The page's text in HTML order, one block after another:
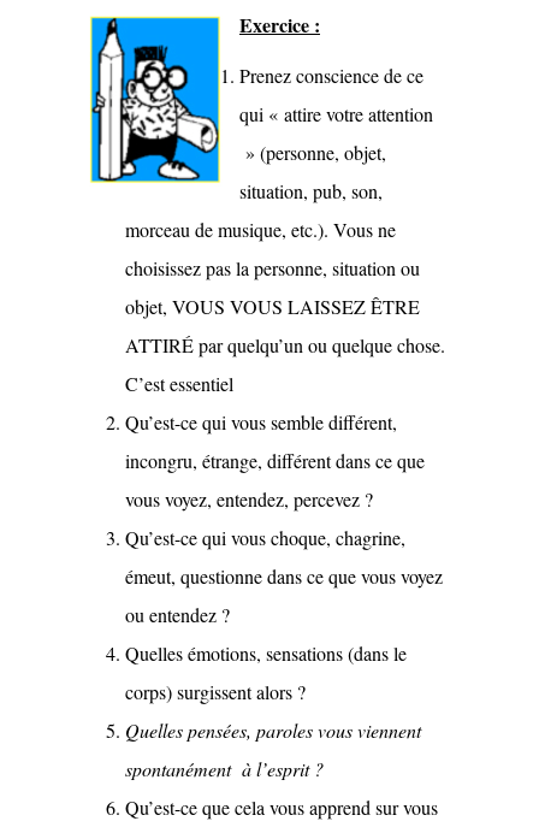
Exercice :
Prenez conscience de ce
qui « attire votre attention
» (personne, objet,
situation, pub, son,
morceau de musique, etc.). Vous ne
choisissez pas la personne, situation ou
objet, VOUS VOUS LAISSEZ ÊTRE
ATTIRÉ par quelqu’un ou quelque chose.
C’est essentiel
Qu’est-ce qui vous semble différent,
incongru, étrange, différent dans ce que
vous voyez, entendez, percevez ?
Qu’est-ce qui vous choque, chagrine,
émeut, questionne dans ce que vous voyez
ou entendez ?
Quelles émotions, sensations (dans le
corps) surgissent alors ?
Quelles pensées, paroles vous viennent
spontanément à l’esprit ?
Qu’est-ce que cela vous apprend sur vous